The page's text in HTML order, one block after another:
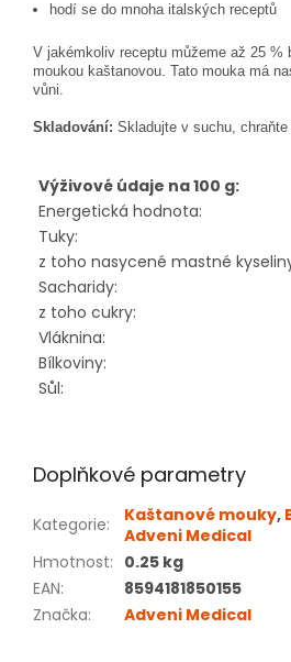
hodí se do mnoha italských receptů
V jakémkoliv receptu můžeme až 25 %
moukou kaštanovou. Tato mouka má
vůni.
Skladování: Skladujte v suchu, chraňte
Výživové údaje na 100 g:
Energetická hodnota:
Tuky:
z toho nasycené mastné
Sacharidy:
z toho cukry:
Vláknina:
Bílkoviny:
Sůl:
Doplňkové parametry
Kategorie: Kaštanové mouky,
Adveni Medical
Hmotnost: 0.25 kg
EAN:
8594181850155
Značka: Adveni Medical